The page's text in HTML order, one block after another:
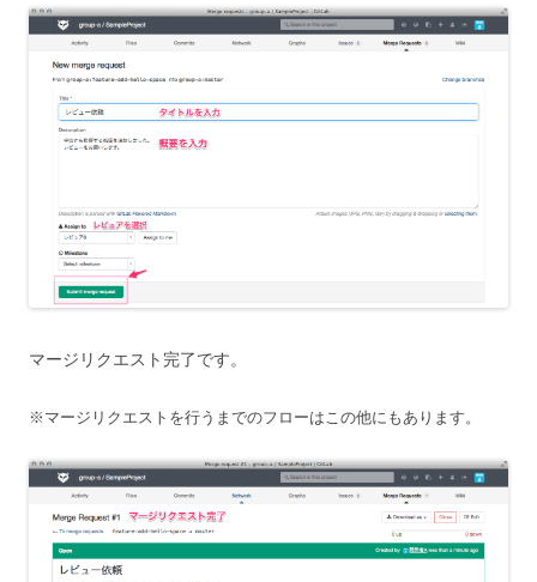
マージリクエスト完了です。
※マージリクエストを行うまでのフローはこの他にもあります。